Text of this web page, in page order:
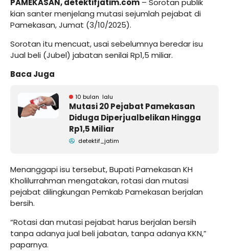
PAMEKASAN, detektifjatim.com – Sorotan publik
kian santer menjelang mutasi sejumlah pejabat di
Pamekasan, Jumat (3/10/2025).
Sorotan itu mencuat, usai sebelumnya beredar isu
Jual beli (Jubel) jabatan senilai Rp1,5 miliar.
Baca Juga
10 bulan lalu
Mutasi 20 Pejabat Pamekasan
Diduga Diperjualbelikan Hingga
Rp1,5 Miliar
detektif_jatim
Menanggapi isu tersebut, Bupati Pamekasan KH
Kholilurrahman mengatakan, rotasi dan mutasi
pejabat dilingkungan Pemkab Pamekasan berjalan
bersih.
“Rotasi dan mutasi pejabat harus berjalan bersih
tanpa adanya jual beli jabatan, tanpa adanya KKN,”
paparnya.